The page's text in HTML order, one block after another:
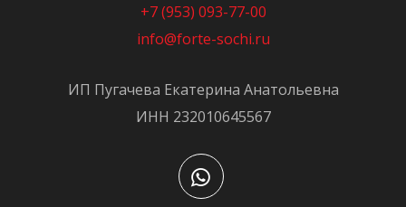
+7 (953) 093-77-00
info@forte-sochi.ru
ИП Пугачева Екатерина Анатольевна
ИНН 232010645567